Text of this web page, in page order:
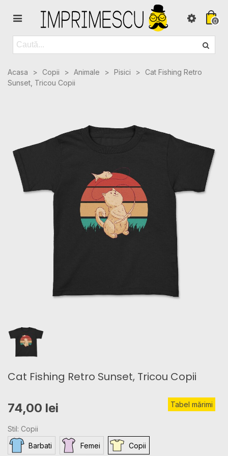
0
Acasa > Copii > Animale > Pisici >
Cat Fishing Retro
Sunset, Tricou Copii
Cat Fishing Retro Sunset, Tricou Copii
74,00 lei Tabel mărimi
Stil: Copii
Barbati
Femei Copii